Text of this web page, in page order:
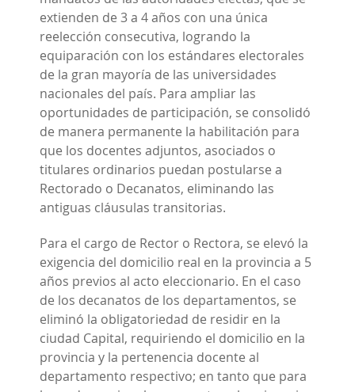
extienden de 3 a 4 años con una única
reelección consecutiva, logrando la
equiparación con los estándares electorales
de la gran mayoría de las universidades
nacionales del país. Para ampliar las
oportunidades de participación, se consolidó
de manera permanente la habilitación para
que los docentes adjuntos, asociados o
titulares ordinarios puedan postularse a
Rectorado o Decanatos, eliminando las
antiguas cláusulas transitorias.
Para el cargo de Rector o Rectora, se elevó la
exigencia del domicilio real en la provincia a 5
años previos al acto eleccionario. En el caso
de los decanatos de los departamentos, se
eliminó la obligatoriedad de residir en la
ciudad Capital, requiriendo el domicilio en la
provincia y la pertenencia docente al
departamento respectivo; en tanto que para